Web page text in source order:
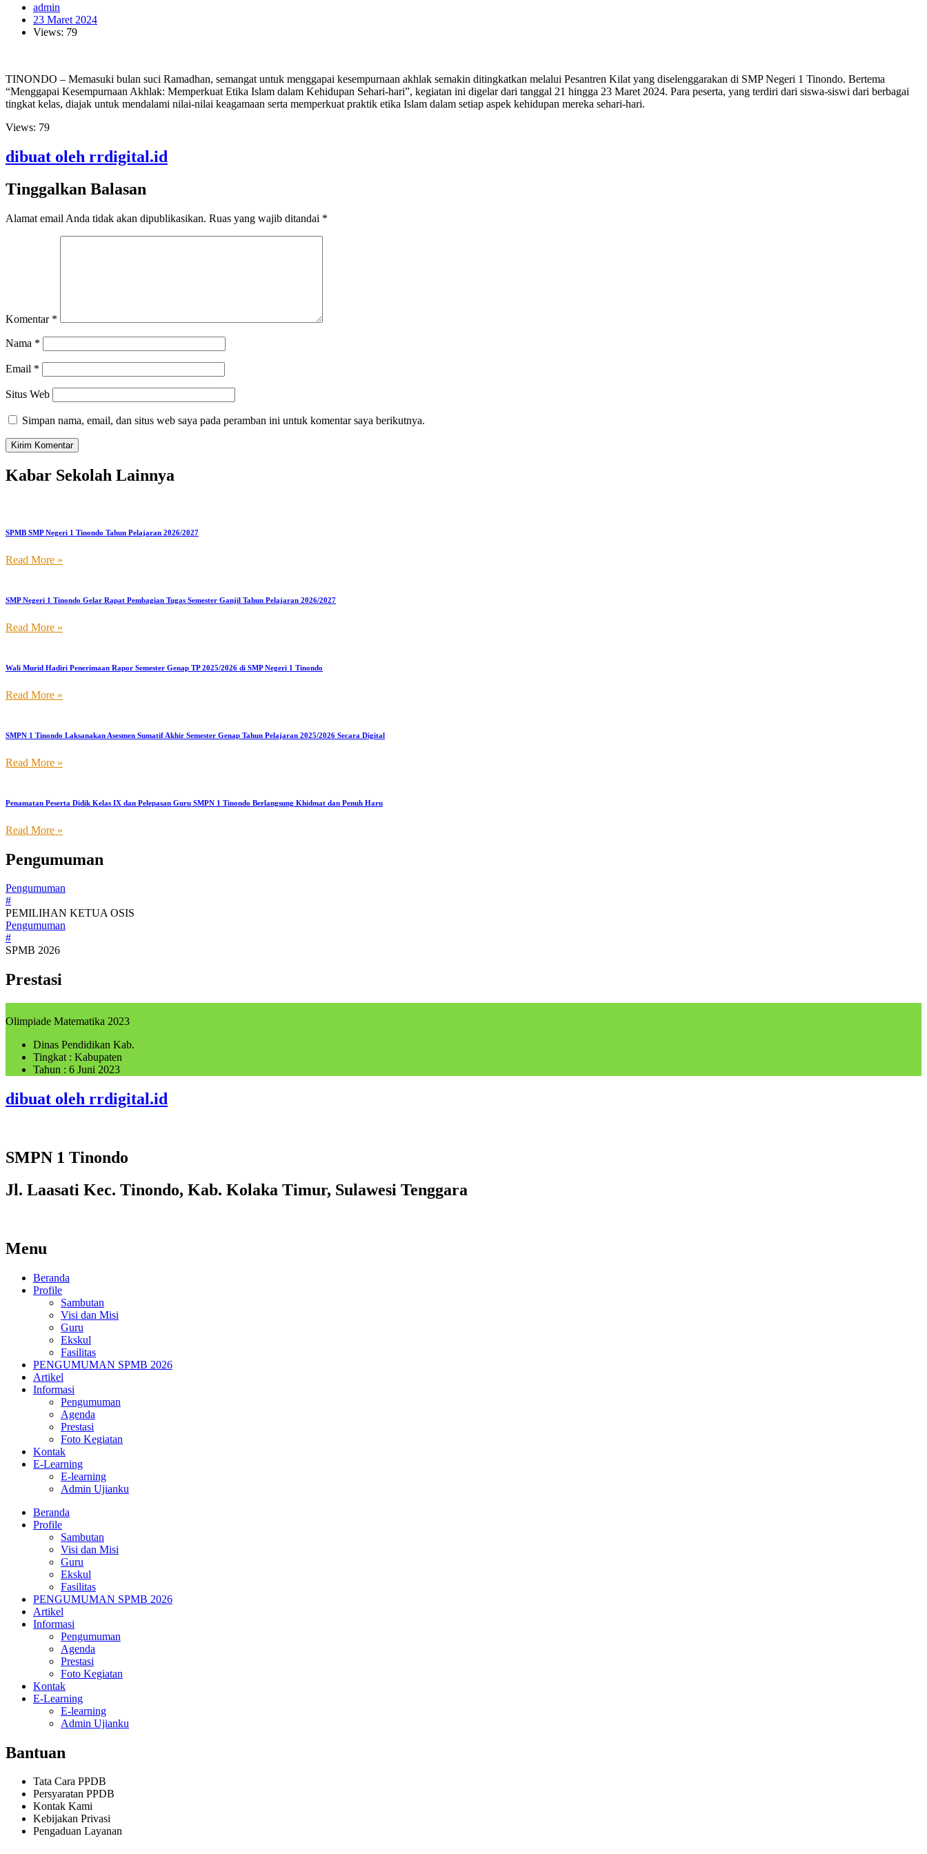
admin
23 Maret 2024
Views: 79
TINONDO – Memasuki bulan suci Ramadhan, semangat untuk menggapai kesempurnaan akhlak semakin ditingkatkan melalui Pesantren Kilat yang diselenggarakan di SMP Negeri 1 Tinondo. Bertema
“Menggapai Kesempurnaan Akhlak: Memperkuat Etika Islam dalam Kehidupan Sehari-hari”, kegiatan ini digelar dari tanggal 21 hingga 23 Maret 2024. Para peserta, yang terdiri dari siswa-siswi dari berbagai
tingkat kelas, diajak untuk mendalami nilai-nilai keagamaan serta memperkuat praktik etika Islam dalam setiap aspek kehidupan mereka sehari-hari.
Views: 79
dibuat oleh rrdigital.id
Tinggalkan Balasan
Alamat email Anda tidak akan dipublikasikan. Ruas yang wajib ditandai *
Komentar *
Nama *
Email *
Situs Web
Simpan nama, email, dan situs web saya pada peramban ini untuk komentar saya berikutnya.
Kabar Sekolah Lainnya
SPMB SMP Negeri 1 Tinondo Tahun Pelajaran 2026/2027
Read More »
SMP Negeri 1 Tinondo Gelar Rapat Pembagian Tugas Semester Ganjil Tahun Pelajaran 2026/2027
Read More »
Wali Murid Hadiri Penerimaan Rapor Semester Genap TP 2025/2026 di SMP Negeri 1 Tinondo
Read More »
SMPN 1 Tinondo Laksanakan Asesmen Sumatif Akhir Semester Genap Tahun Pelajaran 2025/2026 Secara Digital
Read More »
Penamatan Peserta Didik Kelas IX dan Pelepasan Guru SMPN 1 Tinondo Berlangsung Khidmat dan Penuh Haru
Read More »
Pengumuman
Pengumuman
#
PEMILIHAN KETUA OSIS
Pengumuman
#
SPMB 2026
Prestasi
Olimpiade Matematika 2023
Dinas Pendidikan Kab.
Tingkat : Kabupaten
Tahun : 6 Juni 2023
dibuat oleh rrdigital.id
SMPN 1 Tinondo
Jl. Laasati Kec. Tinondo, Kab. Kolaka Timur, Sulawesi Tenggara
Menu
Beranda
Profile
Sambutan
Visi dan Misi
Guru
Ekskul
Fasilitas
PENGUMUMAN SPMB 2026
Artikel
Informasi
Pengumuman
Agenda
Prestasi
Foto Kegiatan
Kontak
E-Learning
E-learning
Admin Ujianku
Beranda
Profile
Sambutan
Visi dan Misi
Guru
Ekskul
Fasilitas
PENGUMUMAN SPMB 2026
Artikel
Informasi
Pengumuman
Agenda
Prestasi
Foto Kegiatan
Kontak
E-Learning
E-learning
Admin Ujianku
Bantuan
Tata Cara PPDB
Persyaratan PPDB
Kontak Kami
Kebijakan Privasi
Pengaduan Layanan